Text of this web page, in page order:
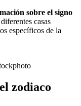
sobre el signo
casas
específicos de la
zodiaco